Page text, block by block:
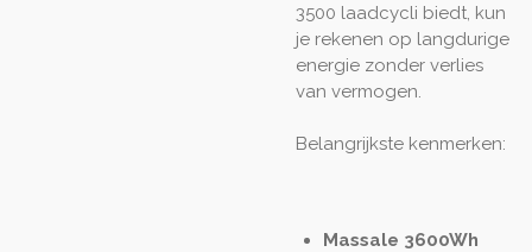
3500 laadcycli biedt, kun
je rekenen op langdurige
energie zonder verlies
van vermogen.
Belangrijkste kenmerken:
Massale 3600Wh